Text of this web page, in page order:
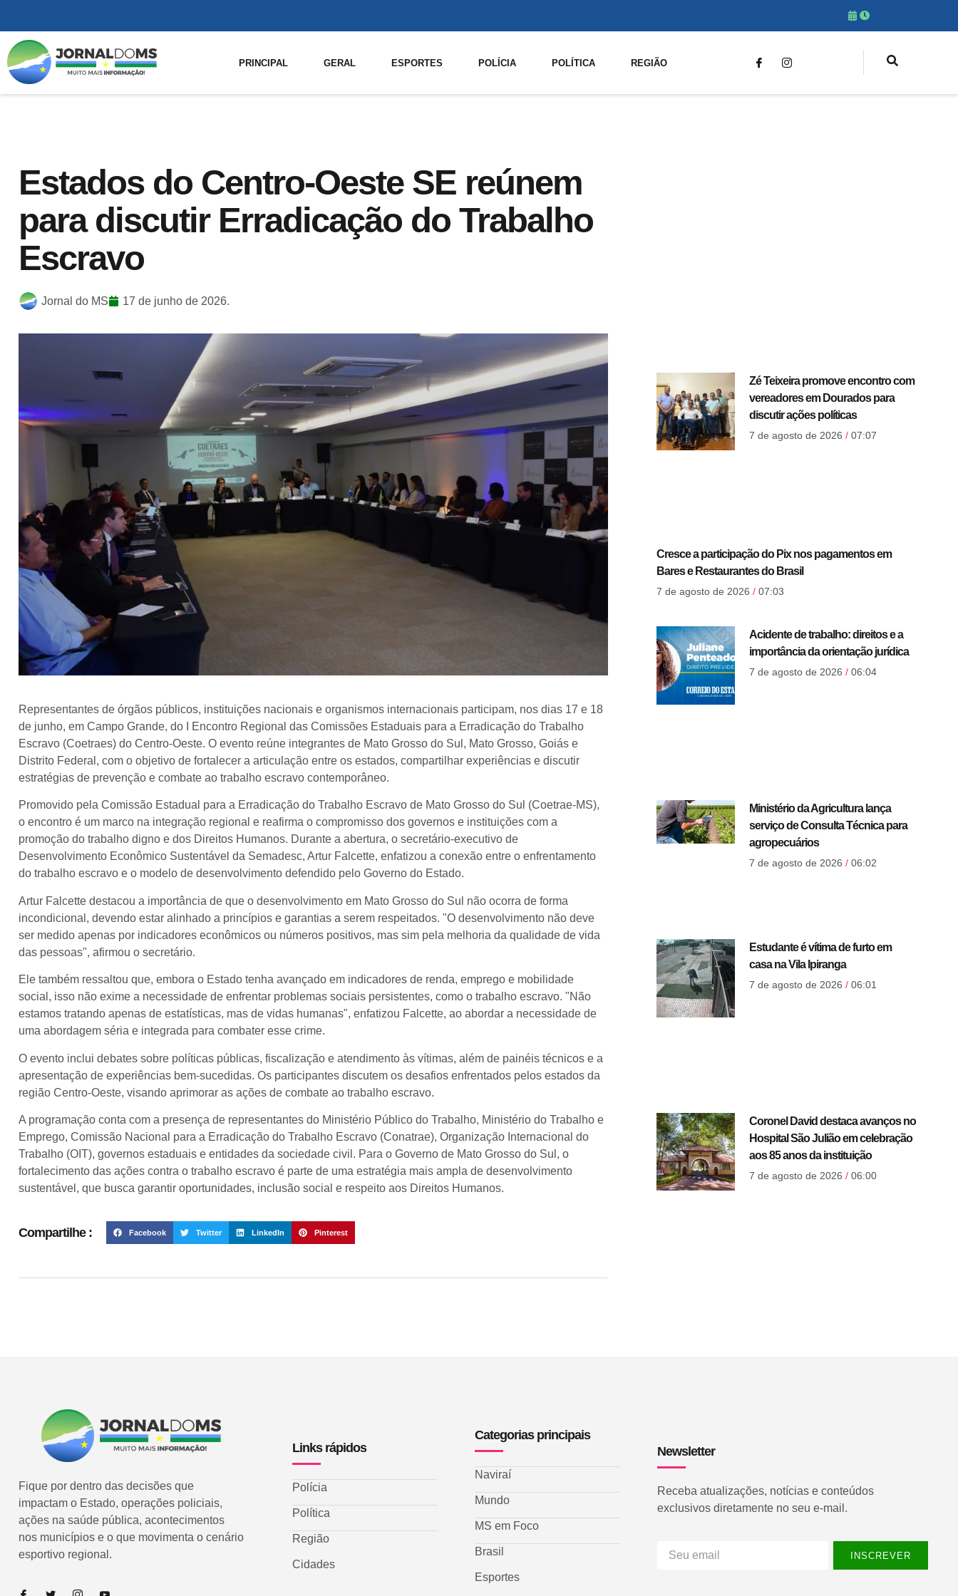
PRINCIPAL GERAL ESPORTES POLÍCIA POLÍTICA REGIÃO
Estados do Centro-Oeste SE reúnem
para discutir Erradicação do Trabalho
Escravo
Jornal do MS 17 de junho de 2026.
Representantes de órgãos públicos, instituições nacionais e organismos internacionais participam, nos dias 17 e 18
de junho, em Campo Grande, do I Encontro Regional das Comissões Estaduais para a Erradicação do Trabalho
Escravo (Coetraes) do Centro-Oeste. O evento reúne integrantes de Mato Grosso do Sul, Mato Grosso, Goiás e
Distrito Federal, com o objetivo de fortalecer a articulação entre os estados, compartilhar experiências e discutir
estratégias de prevenção e combate ao trabalho escravo contemporâneo.
Promovido pela Comissão Estadual para a Erradicação do Trabalho Escravo de Mato Grosso do Sul (Coetrae-MS),
o encontro é um marco na integração regional e reafirma o compromisso dos governos e instituições com a
promoção do trabalho digno e dos Direitos Humanos. Durante a abertura, o secretário-executivo de
Desenvolvimento Econômico Sustentável da Semadesc, Artur Falcette, enfatizou a conexão entre o enfrentamento
do trabalho escravo e o modelo de desenvolvimento defendido pelo Governo do Estado.
Artur Falcette destacou a importância de que o desenvolvimento em Mato Grosso do Sul não ocorra de forma
incondicional, devendo estar alinhado a princípios e garantias a serem respeitados. "O desenvolvimento não deve
ser medido apenas por indicadores econômicos ou números positivos, mas sim pela melhoria da qualidade de vida
das pessoas", afirmou o secretário.
Ele também ressaltou que, embora o Estado tenha avançado em indicadores de renda, emprego e mobilidade
social, isso não exime a necessidade de enfrentar problemas sociais persistentes, como o trabalho escravo. "Não
estamos tratando apenas de estatísticas, mas de vidas humanas", enfatizou Falcette, ao abordar a necessidade de
uma abordagem séria e integrada para combater esse crime.
O evento inclui debates sobre políticas públicas, fiscalização e atendimento às vítimas, além de painéis técnicos e a
apresentação de experiências bem-sucedidas. Os participantes discutem os desafios enfrentados pelos estados da
região Centro-Oeste, visando aprimorar as ações de combate ao trabalho escravo.
A programação conta com a presença de representantes do Ministério Público do Trabalho, Ministério do Trabalho e
Emprego, Comissão Nacional para a Erradicação do Trabalho Escravo (Conatrae), Organização Internacional do
Trabalho (OIT), governos estaduais e entidades da sociedade civil. Para o Governo de Mato Grosso do Sul, o
fortalecimento das ações contra o trabalho escravo é parte de uma estratégia mais ampla de desenvolvimento
sustentável, que busca garantir oportunidades, inclusão social e respeito aos Direitos Humanos.
Compartilhe : Facebook Twitter LinkedIn Pinterest
Zé Teixeira promove encontro com
vereadores em Dourados para
discutir ações políticas
7 de agosto de 2026 07:07
Cresce a participação do Pix nos pagamentos em
Bares e Restaurantes do Brasil
7 de agosto de 2026 07:03
Acidente de trabalho: direitos e a
importância da orientação jurídica
7 de agosto de 2026 06:04
Ministério da Agricultura lança
serviço de Consulta Técnica para
agropecuários
7 de agosto de 2026 06:02
Estudante é vítima de furto em
casa na Vila Ipiranga
7 de agosto de 2026 06:01
Coronel David destaca avanços no
Hospital São Julião em celebração
aos 85 anos da instituição
7 de agosto de 2026 06:00
Fique por dentro das decisões que
impactam o Estado, operações policiais,
ações na saúde pública, acontecimentos
nos municípios e o que movimenta o cenário
esportivo regional.
Links rápidos
Polícia
Política
Região
Cidades
Categorias principais
Naviraí
Mundo
MS em Foco
Brasil
Esportes
Newsletter
Receba atualizações, notícias e conteúdos
exclusivos diretamente no seu e-mail.
INSCREVER